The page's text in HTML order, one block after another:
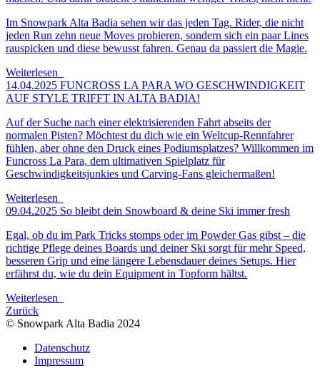
Im Snowpark Alta Badia sehen wir das jeden Tag. Rider, die nicht
jeden Run zehn neue Moves probieren, sondern sich ein paar Lines
rauspicken und diese bewusst fahren. Genau da passiert die Magie.
Weiterlesen
14.04.2025 FUNCROSS LA PARA WO GESCHWINDIGKEIT
AUF STYLE TRIFFT IN ALTA BADIA!
Auf der Suche nach einer elektrisierenden Fahrt abseits der
normalen Pisten? Möchtest du dich wie ein Weltcup-Rennfahrer
fühlen, aber ohne den Druck eines Podiumsplatzes? Willkommen im
Funcross La Para, dem ultimativen Spielplatz für
Geschwindigkeitsjunkies und Carving-Fans gleichermaßen!
Weiterlesen
09.04.2025 So bleibt dein Snowboard & deine Ski immer fresh
Egal, ob du im Park Tricks stomps oder im Powder Gas gibst – die
richtige Pflege deines Boards und deiner Ski sorgt für mehr Speed,
besseren Grip und eine längere Lebensdauer deines Setups. Hier
erfährst du, wie du dein Equipment in Topform hältst.
Weiterlesen
Zurück
© Snowpark Alta Badia 2024
Datenschutz
Impressum